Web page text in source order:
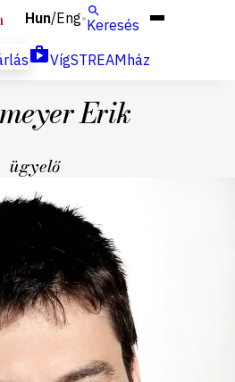
Hun/Eng Keresés
VígSTREAMház
Erik
ügyelő